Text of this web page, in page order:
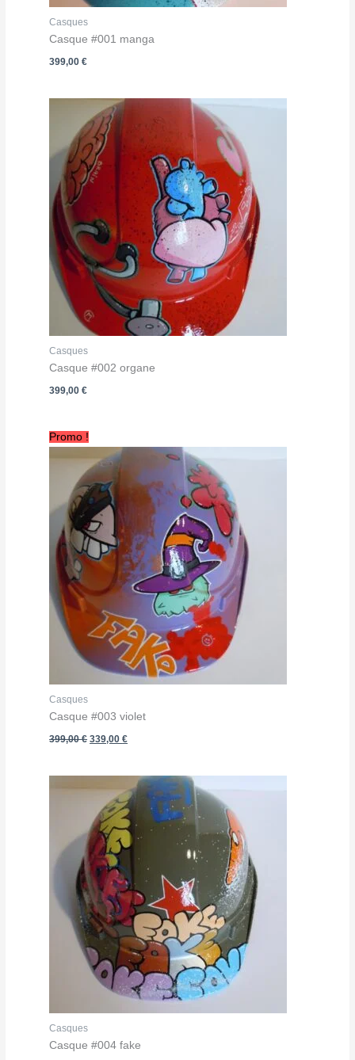
Casques
Casque #001 manga
399,00€
Casques
Casque #002 organe
399,00€
Promo !
Casques
Casque #003 violet
399,00€ Le
prix
339,00€Le
prix
339,00 €.
Casques
Casque #004 fake